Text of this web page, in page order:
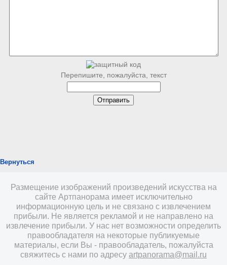
Перепишите, пожалуйста, текст
Вернуться
Размещение изображений произведений искусства на
сайте Артпанорама имеет исключительно
информационную цель и не связано с извлечением
прибыли. Не является рекламой и не направлено на
извлечение прибыли. У нас нет возможности определить
правообладателя на некоторые публикуемые
материалы, если Вы - правообладатель, пожалуйста
свяжитесь с нами по адресу artpanorama@mail.ru